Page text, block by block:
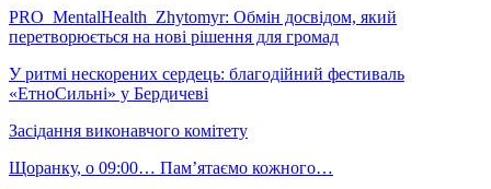
PRO_MentalHealth_Zhytomyr: Обмін досвідом, який
перетворюється на нові рішення для громад
У ритмі нескорених сердець: благодійний фестиваль
«ЕтноСильні» у Бердичеві
Засідання виконавчого комітету
Щоранку, о 09:00… Пам’ятаємо кожного…